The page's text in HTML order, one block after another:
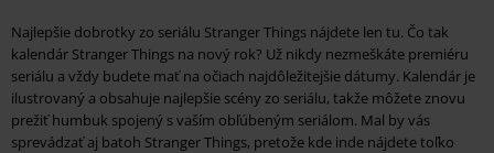
Najlepšie dobrotky zo seriálu Stranger Things nájdete len tu. Čo tak
kalendár Stranger Things na nový rok? Už nikdy nezmeškáte premiéru
seriálu a vždy budete mať na očiach najdôležitejšie dátumy. Kalendár je
ilustrovaný a obsahuje najlepšie scény zo seriálu, takže môžete znovu
prežiť humbuk spojený s vaším obľúbeným seriálom. Mal by vás
sprevádzať aj batoh Stranger Things, pretože kde inde nájdete toľko